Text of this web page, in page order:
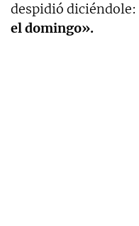
despidió diciéndole:
el domingo».